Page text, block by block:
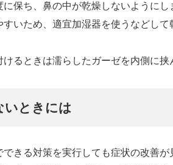
に保ち、鼻の中が乾燥しないように
すいため、適宜加湿器を使うなどし
けるときは濡らしたガーゼを内側に
いときには
できる対策を実行しても症状の改善